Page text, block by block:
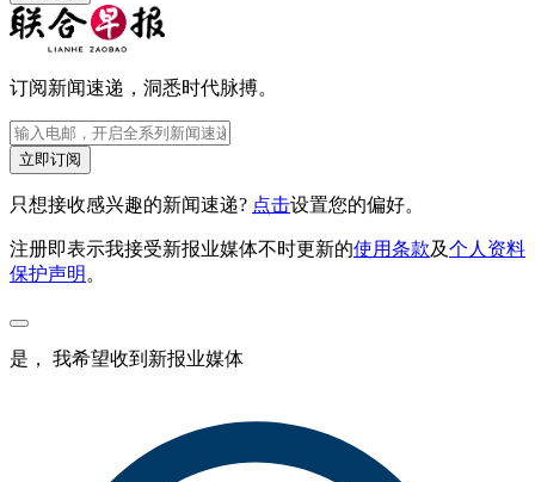
订阅新闻速递，洞悉时代脉搏。
立即订阅
只想接收感兴趣的新闻速递? 点击设置您的偏好。
注册即表示我接受新报业媒体不时更新的使用条款及个人资料
保护声明 。
是， 我希望收到新报业媒体